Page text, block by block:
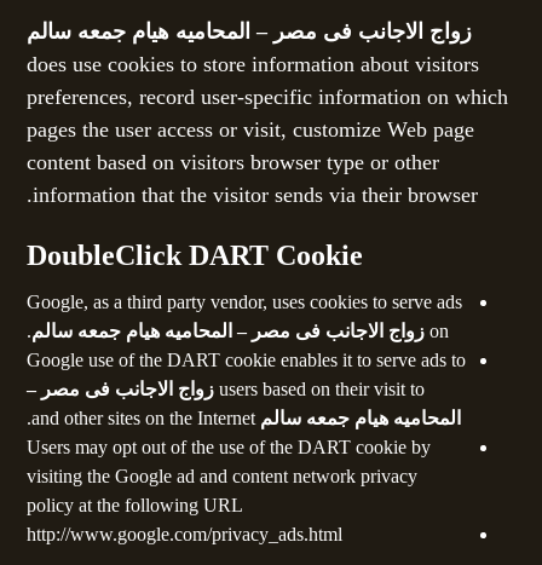
زواج الاجانب فى مصر – المحاميه هيام جمعه سالم
does use cookies to store information about visitors
preferences, record user-specific information on which
pages the user access or visit, customize Web page
content based on visitors browser type or other
information that the visitor sends via their browser.
DoubleClick DART Cookie
Google, as a third party vendor, uses cookies to serve ads
on زواج الاجانب فى مصر – المحاميه هيام جمعه سالم.
Google use of the DART cookie enables it to serve ads to
users based on their visit to زواج الاجانب فى مصر –
المحاميه هيام جمعه سالم
Users may opt out of the use of the DART cookie by
visiting the Google ad and content network privacy
policy at the following URL
http://www.google.com/privacy_ads.html